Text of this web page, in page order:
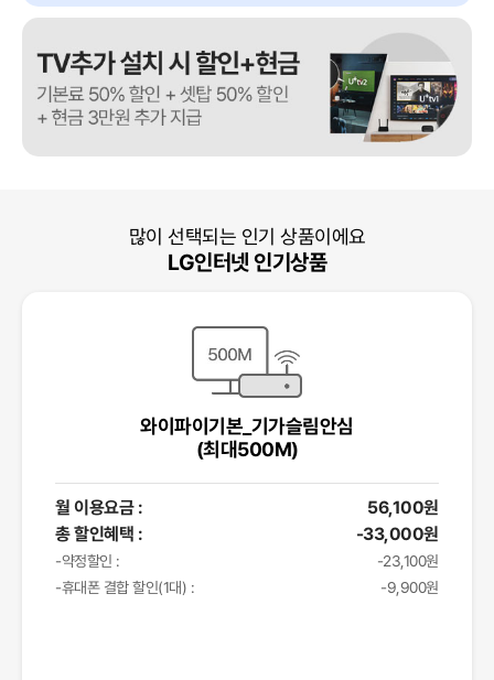
많이 선택되는 인기 상품이에요
LG인터넷 인기상품
와이파이기본_기가슬림안심
(최대500M)
월 이용요금 :
총 할인혜택 :
-약정할인 :
-휴대폰 결합 할인(1대) :
56,100원
-33,000원
-23,100원
-9,900원